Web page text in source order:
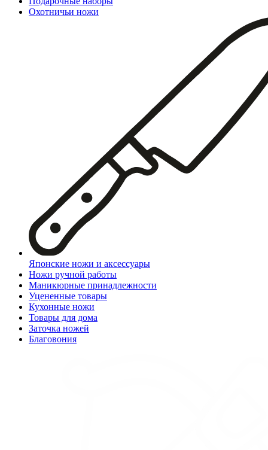
Охотничьи ножи
Японские ножи и аксессуары
Ножи ручной работы
Маникюрные принадлежности
Уцененные товары
Кухонные ножи
Товары для дома
Заточка ножей
Благовония